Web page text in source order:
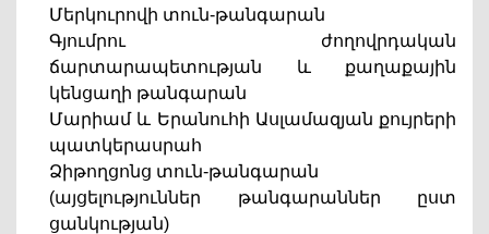
Մերկուրովի տուն-թանգարան
Գյումրու ժողովրդական
ճարտարապետության և քաղաքային
կենցաղի թանգարան
Մարիամ և Երանուհի Ասլամազյան քույրերի
պատկերասրահ
Ձիթողցոնց տուն-թանգարան
(այցելություններ թանգարաններ ըստ
ցանկության)